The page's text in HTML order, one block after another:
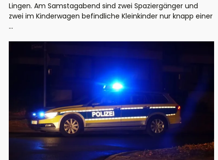
Lingen. Am Samstagabend sind zwei Spaziergänger und
zwei im Kinderwagen befindliche Kleinkinder nur knapp einer
...